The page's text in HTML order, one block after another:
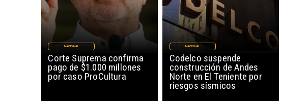
Corte Suprema confirma
pago de $1.000 millones
por caso ProCultura
NACIONAL
Codelco suspende
construcción de Andes
Norte en El Teniente por
riesgos sísmicos
NACIONAL